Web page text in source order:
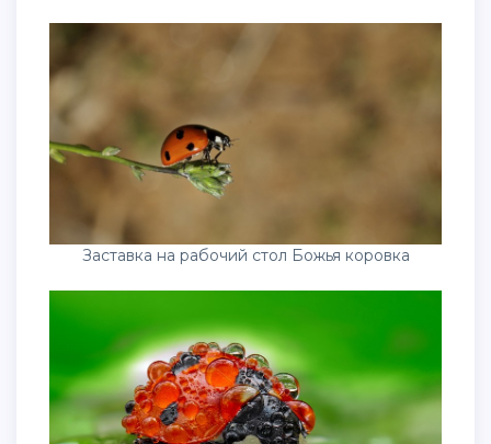
Заставка на рабочий стол Божья коровка